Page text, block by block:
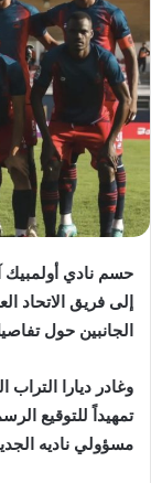
ب
ر
ي
د
إ
ل
ك
ت
و
ن
ي
حسم نادي أولمبيك
إلى فريق الاتحاد
الجانبين حول
وغادر ديارا التراب
تمهيداً للتوقيع
مسؤولي ناديه